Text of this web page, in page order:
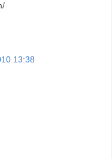
13:38